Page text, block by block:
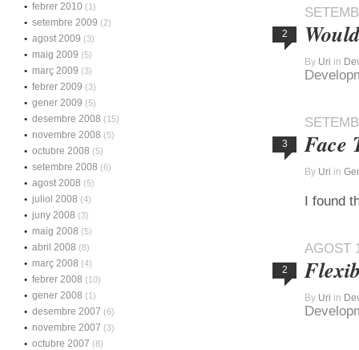
2
By Uri in
3 Face
By Uri in
I found
AGOST
2
By Uri in
febrer 2010 (1)
setembre 2009 (2)
agost 2009 (3)
maig 2009 (5)
març 2009 (3)
febrer 2009 (3)
gener 2009 (5)
desembre 2008 (15)
novembre 2008 (5)
octubre 2008 (5)
setembre 2008 (6)
agost 2008 (5)
juliol 2008 (4)
juny 2008 (3)
maig 2008 (5)
abril 2008 (8)
març 2008 (4)
febrer 2008 (10)
gener 2008 (1)
desembre 2007 (6)
novembre 2007 (3)
octubre 2007 (8)